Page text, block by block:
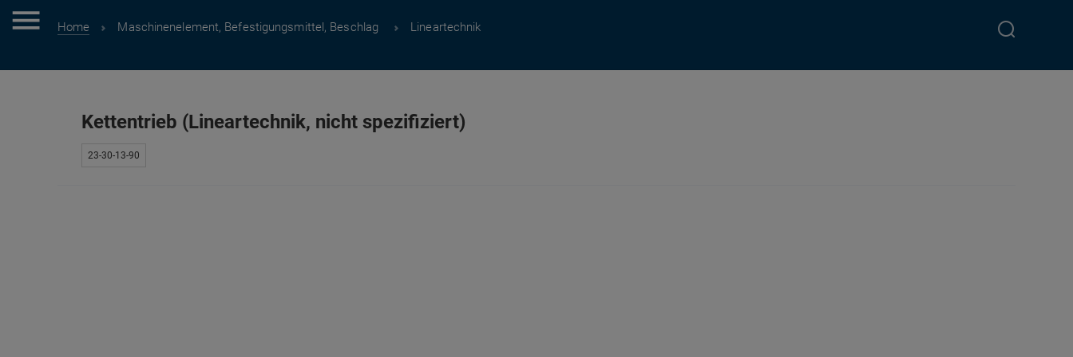
Home Maschinenelement, Befestigungsmittel, Beschlag Lineartechnik
Kettentrieb (Lineartechnik, nicht spezifiziert)
23-30-13-90